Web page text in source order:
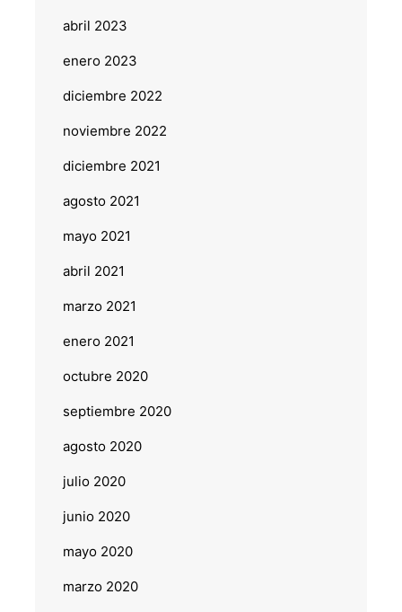
abril 2023
enero 2023
diciembre 2022
noviembre 2022
diciembre 2021
agosto 2021
mayo 2021
abril 2021
marzo 2021
enero 2021
octubre 2020
septiembre 2020
agosto 2020
julio 2020
junio 2020
mayo 2020
marzo 2020